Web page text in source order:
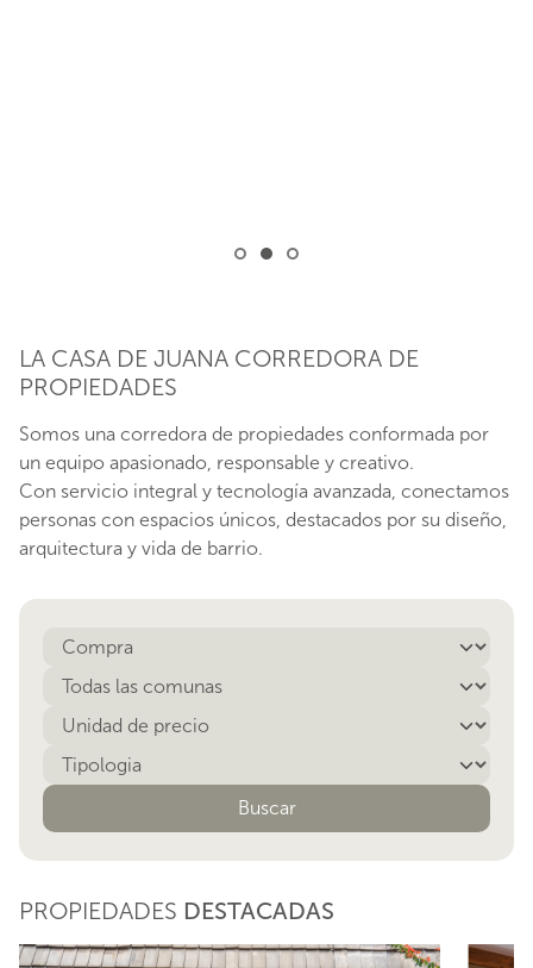
LA CASA DE JUANA CORREDORA DE
PROPIEDADES
Somos una corredora de propiedades conformada por
un equipo apasionado, responsable y creativo.
Con servicio integral y tecnología avanzada, conectamos
personas con espacios únicos, destacados por su diseño,
arquitectura y vida de barrio.
Buscar
PROPIEDADES DESTACADAS